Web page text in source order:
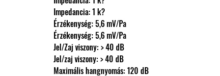
                Impedancia: 1 k?
                Érzékenység: 5,6 mV/Pa
                Érzékenység: 5,6 mV/Pa
                Jel/Zaj viszony: > 40 dB
                Jel/zaj viszony: > 40 dB
                Maximális hangnyomás: 120 dB